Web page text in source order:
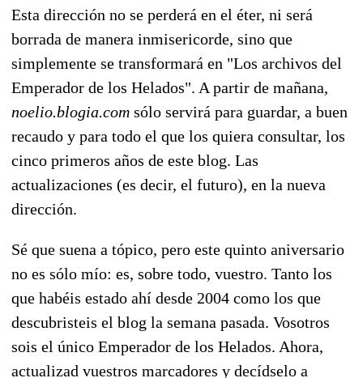
Esta dirección no se perderá en el éter, ni será
borrada de manera inmisericorde, sino que
simplemente se transformará en "Los archivos del
Emperador de los Helados". A partir de mañana,
noelio.blogia.com sólo servirá para guardar, a buen
recaudo y para todo el que los quiera consultar, los
cinco primeros años de este blog. Las
actualizaciones (es decir, el futuro), en la nueva
dirección.
Sé que suena a tópico, pero este quinto aniversario
no es sólo mío: es, sobre todo, vuestro. Tanto los
que habéis estado ahí desde 2004 como los que
descubristeis el blog la semana pasada. Vosotros
sois el único Emperador de los Helados. Ahora,
actualizad vuestros marcadores y decídselo a